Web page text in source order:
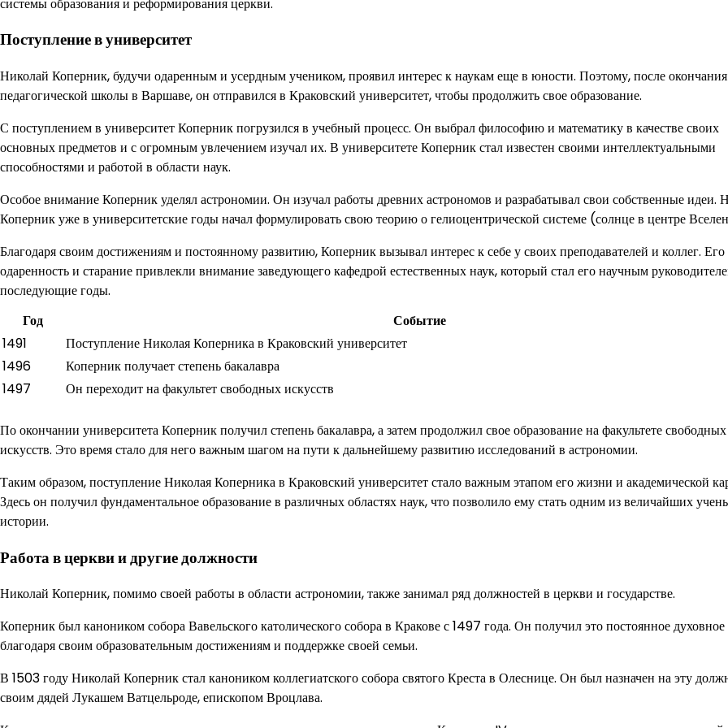
Поступление в университет
Николай Коперник, будучи одаренным и усердным учеником, проявил интерес к наукам еще в юности. Поэтому, после окончания
педагогической школы в Варшаве, он отправился в Краковский университет, чтобы продолжить свое образование.
С поступлением в университет Коперник погрузился в учебный процесс. Он выбрал философию и математику в качестве своих
основных предметов и с огромным увлечением изучал их. В университете Коперник стал известен своими интеллектуальными
способностями и работой в области наук.
Особое внимание Коперник уделял астрономии. Он изучал работы древних астрономов и разрабатывал свои собственные идеи.
Коперник уже в университетские годы начал формулировать свою теорию о гелиоцентрической системе (солнце в центре
Благодаря своим достижениям и постоянному развитию, Коперник вызывал интерес к себе у своих преподавателей и коллег. Его
одаренность и старание привлекли внимание заведующего кафедрой естественных наук, который стал его научным
последующие годы.
Год
Событие
1491
Поступление Николая Коперника в Краковский университет
1496
Коперник получает степень бакалавра
1497
Он переходит на факультет свободных искусств
По окончании университета Коперник получил степень бакалавра, а затем продолжил свое образование на факультете свободных
искусств. Это время стало для него важным шагом на пути к дальнейшему развитию исследований в астрономии.
Таким образом, поступление Николая Коперника в Краковский университет стало важным этапом его жизни и академической
Здесь он получил фундаментальное образование в различных областях наук, что позволило ему стать одним из величайших
истории.
Работа в церкви и другие должности
Николай Коперник, помимо своей работы в области астрономии, также занимал ряд должностей в церкви и государстве.
Коперник был каноником собора Вавельского католического собора в Кракове с 1497 года. Он получил это постоянное духовное
благодаря своим образовательным достижениям и поддержке своей семьи.
В 1503 году Николай Коперник стал каноником коллегиатского собора святого Креста в Олеснице. Он был назначен на эту
своим дядей Лукашем Ватцельроде, епископом Вроцлава.